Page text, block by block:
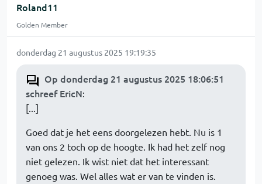
Roland11
Golden Member
donderdag 21 augustus 2025 19:19:35
Op donderdag 21 augustus 2025 18:06:51
schreef EricN:
[...]
Goed dat je het eens doorgelezen hebt. Nu is 1
van ons 2 toch op de hoogte. Ik had het zelf nog
niet gelezen. Ik wist niet dat het interessant
genoeg was. Wel alles wat er van te vinden is.